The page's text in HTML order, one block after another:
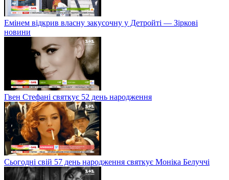
Емінем відкрив власну закусочну у Детройті — Зіркові
новини
Гвен Стефані святкує 52 день народження
Сьогодні свій 57 день народження святкує Моніка Белуччі